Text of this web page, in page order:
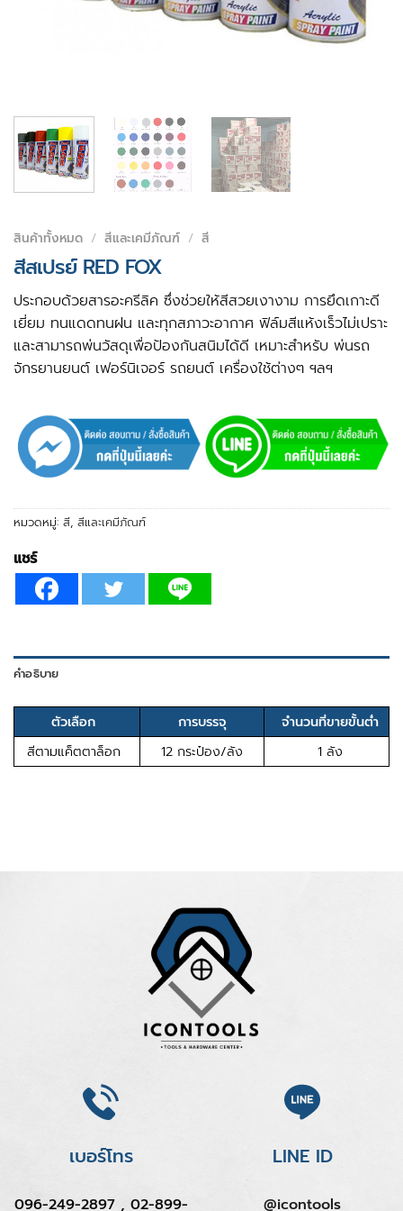
สินค้าทั้งหมด / สีและเคมีภัณฑ์ / สี
สีสเปรย์ RED FOX
ประกอบด้วยสารอะครีลิค ซึ่งช่วยให้สีสวยเงางาม การยึดเกาะดี
เยี่ยม ทนแดดทนฝน และทุกสภาวะอากาศ ฟิล์มสีแห้งเร็วไม่เปราะ
และสามารถพ่นวัสดุเพื่อป้องกันสนิมได้ดี เหมาะสำหรับ พ่นรถ
จักรยานยนต์ เฟอร์นิเจอร์ รถยนต์ เครื่องใช้ต่างๆ ฯลฯ
หมวดหมู่: สี, สีและเคมีภัณฑ์
แชร์
คำอธิบาย
ตัวเลือก การบรรจุ
จำนวนที่ขายขั้นต่ำ
สีตามแค็ตตาล็อก
12 กระป๋อง/ลัง 1 ลัง
เบอร์โทร
096-249-2897 , 02-899-
LINE ID
@icontools